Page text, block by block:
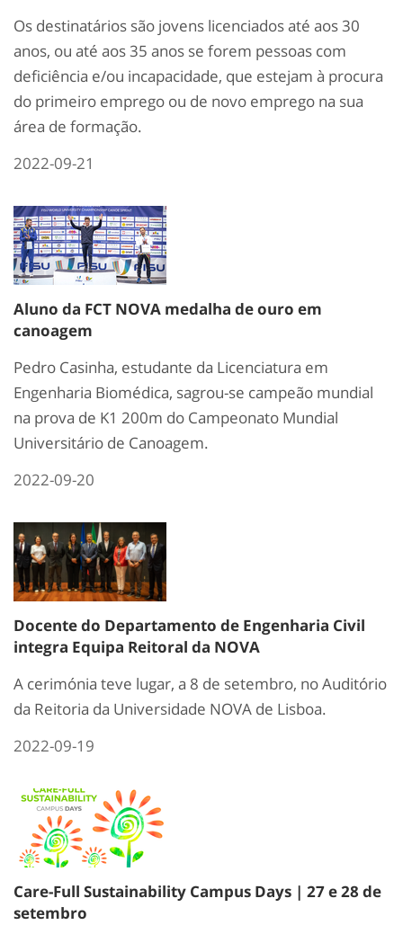
Os destinatários são jovens licenciados até aos 30
anos, ou até aos 35 anos se forem pessoas com
deficiência e/ou incapacidade, que estejam à procura
do primeiro emprego ou de novo emprego na sua
área de formação.
2022-09-21
Aluno da FCT NOVA medalha de ouro em
canoagem
Pedro Casinha, estudante da Licenciatura em
Engenharia Biomédica, sagrou-se campeão mundial
na prova de K1 200m do Campeonato Mundial
Universitário de Canoagem.
2022-09-20
Docente do Departamento de Engenharia Civil
integra Equipa Reitoral da NOVA
A cerimónia teve lugar, a 8 de setembro, no Auditório
da Reitoria da Universidade NOVA de Lisboa.
2022-09-19
Care-Full Sustainability Campus Days | 27 e 28 de
setembro